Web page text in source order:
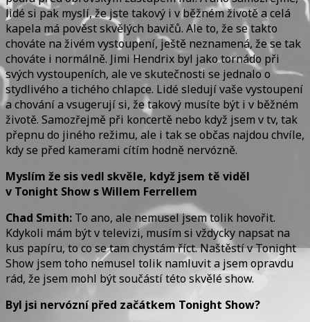
lidé si pak myslí, že jste takový i v běžném životě a celá
kapela má pověst skvělých bavičů. Ale to, že se takto
chováte na živém vystoupení, ještě neznamená, že se tak
chováte i normálně. Jimi Hendrix byl jako tornádo při
svých vystoupeních, ale ve skutečnosti se jednalo o
stydlivého a tichého chlapce. Lidé sledují vaše vystoupení
a chování a vsugerují si, že takový musíte být i v běžném
životě. Samozřejmě při koncertě nebo když jsem v tv, tak
přepnu do jiného režimu, ale i tak se občas najdou chvíle,
kdy se před kamerami cítím hodně nervózně.
Myslím že sis vedl skvěle, když jsem tě viděl
v Tonight Show s Willem Ferrellem
Chad Smith: To ano, ale nemusel jsem tolik hovořit.
Kdykoli mám být v televizi, musím si vždycky napsat na
kus papíru, to co se tam chystám říct. Naštěstí v Tonight
Show jsem toho nemusel tolik namluvit a jsem opravdu
rád, že jsem mohl být součástí této skvělé show.
Byl jsi nervózní před začátkem Tonight Show?